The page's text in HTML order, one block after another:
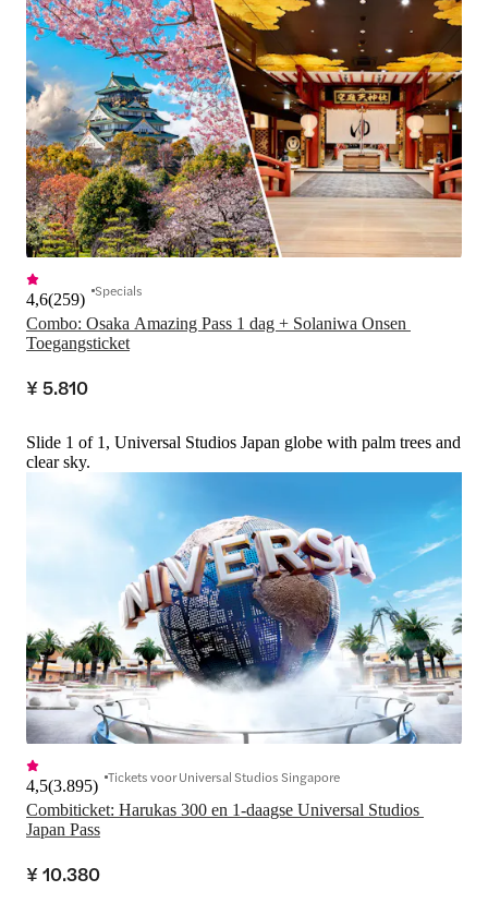
Combo: Osaka Amazing Pass 1 dag + Solaniwa Onsen
Toegangsticket
4,6(259) Specials
¥ 5.810
Slide 1 of 1, Universal Studios Japan globe with palm trees and
clear sky.
Combiticket: Harukas 300 en 1-daagse Universal Studios
Japan Pass
4,5(3.895) Tickets voor Universal Studios Singapore
¥ 10.380